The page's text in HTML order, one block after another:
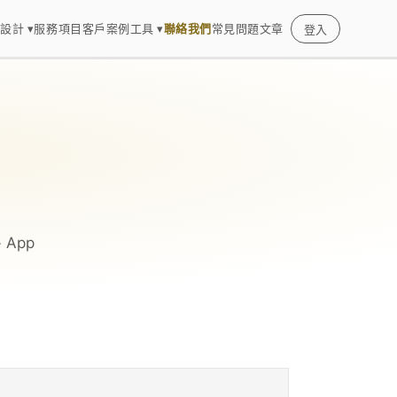
計 ▾服務項目客戶案例工具 ▾聯絡我們常見問題文章 登入
App